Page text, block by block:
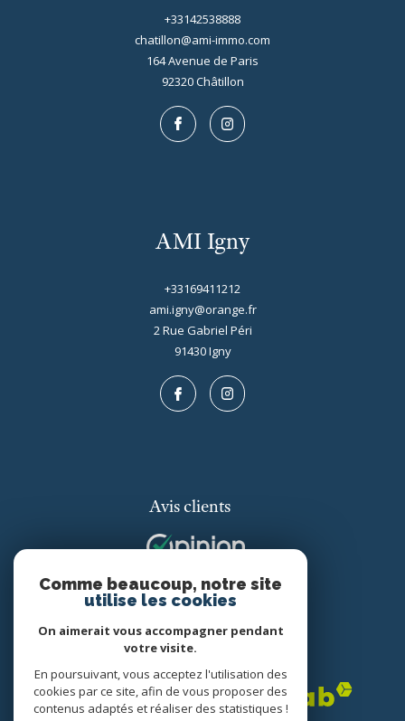
+33142538888
chatillon@ami-immo.com
164 Avenue de Paris
92320 châtillon
AMI Igny
+33169411212
ami.igny@orange.fr
2 Rue Gabriel Péri
91430 igny
Avis clients
Adhérents
Comme beaucoup, notre site
utilise les cookies
On aimerait vous accompagner pendant
votre visite.
En poursuivant, vous acceptez l'utilisation des
cookies par ce site, afin de vous proposer des
contenus adaptés et réaliser des statistiques !